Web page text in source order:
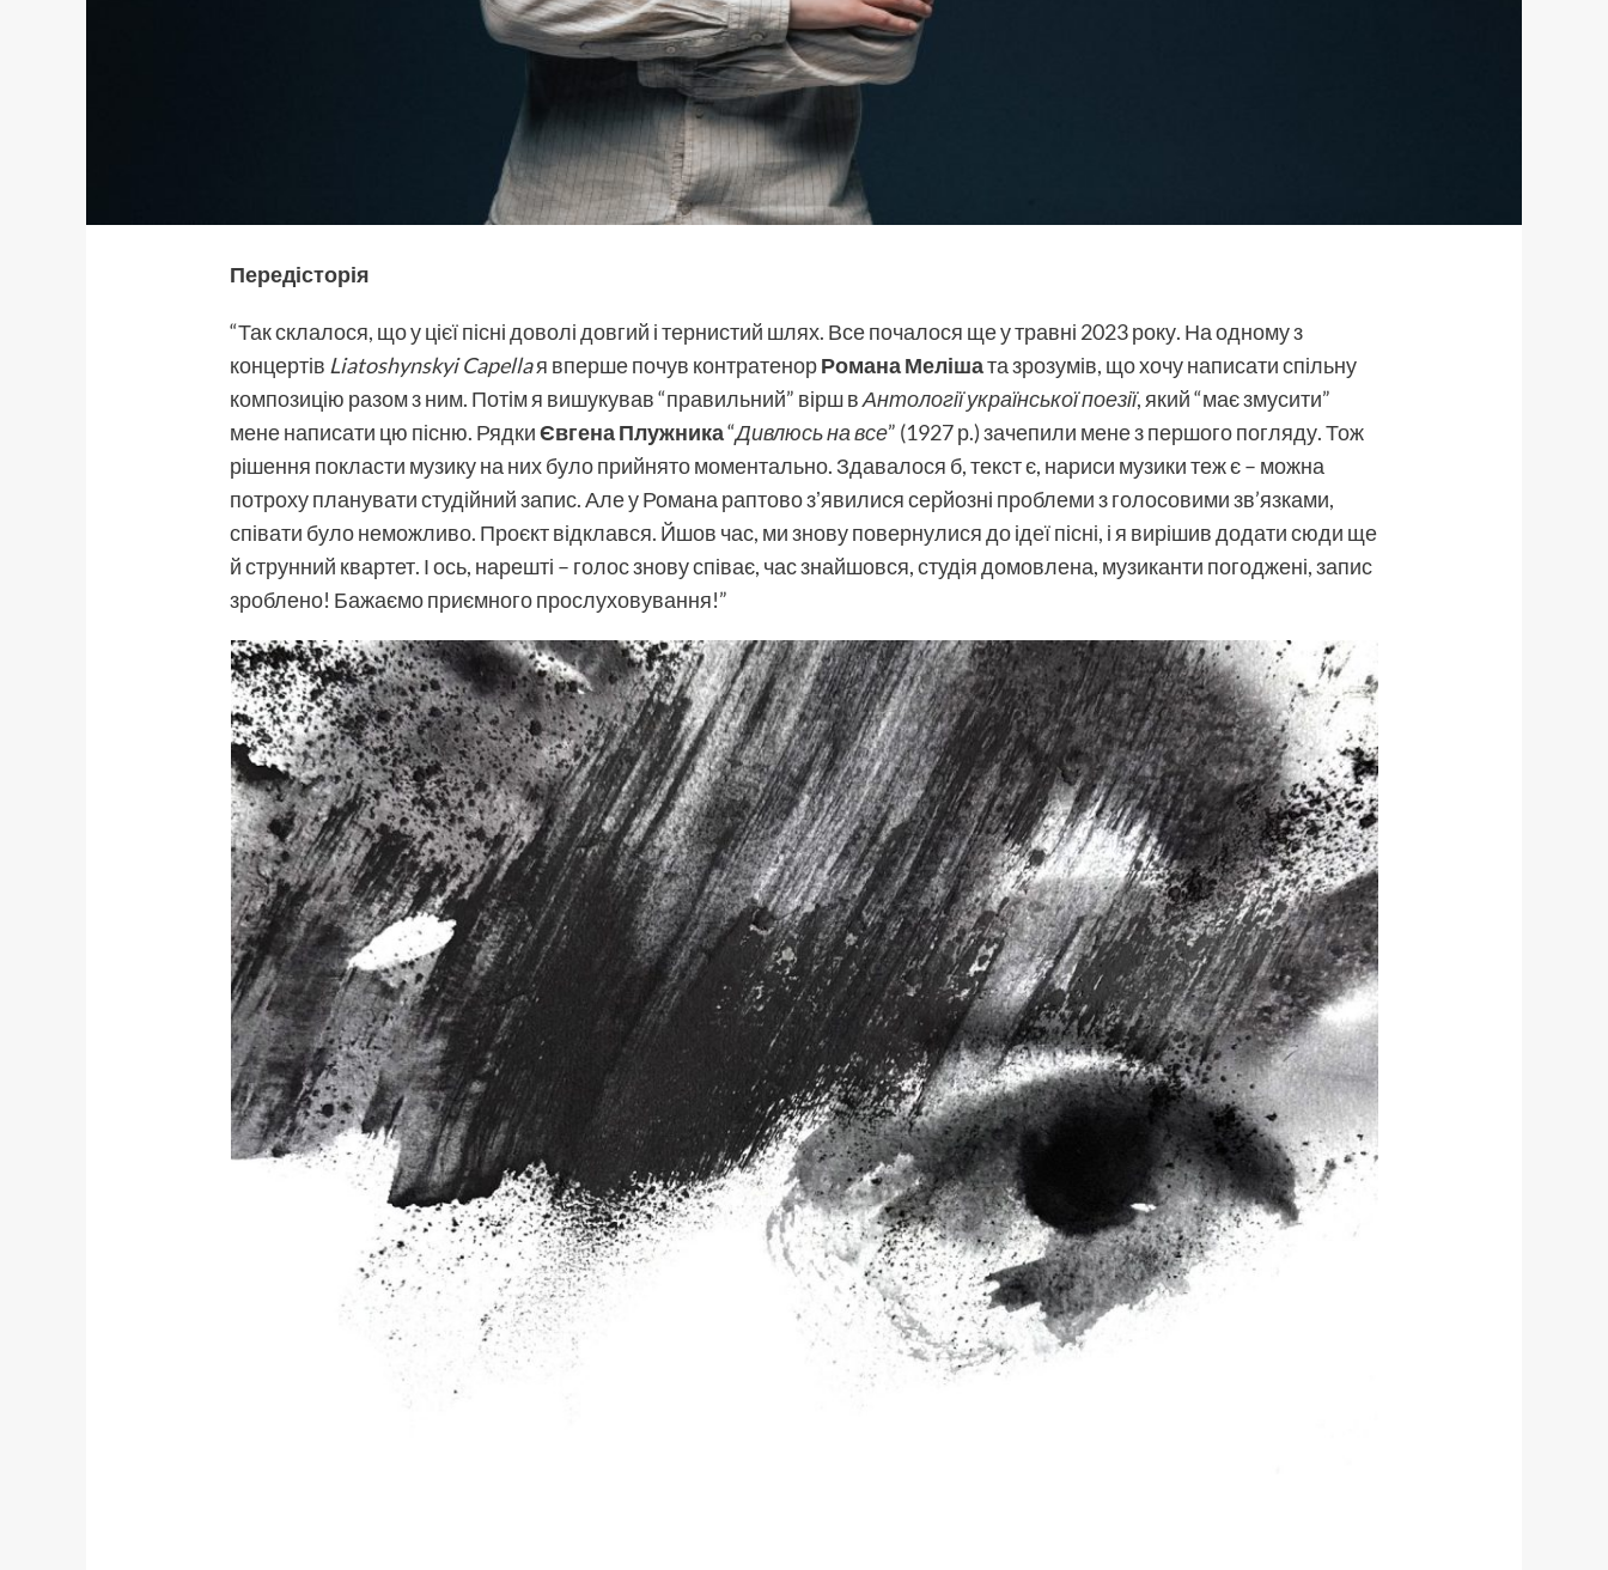
Передісторія
“Так склалося, що у цієї пісні доволі довгий і тернистий шлях. Все почалося ще у травні 2023 року. На одному з
концертів Liatoshynskyi Capellaя вперше почув контратенорРомана Мелішата зрозумів, що хочу написати спільну
композицію разом з ним. Потім я вишукував “правильний” вірш вАнтології української поезії, який “має змусити”
мене написати цю пісню. РядкиЄвгена Плужника“Дивлюсь на все” (1927 р.) зачепили мене з першого погляду. Тож
рішення покласти музику на них було прийнято моментально. Здавалося б, текст є, нариси музики теж є – можна
потроху планувати студійний запис. Але у Романа раптово зʼявилися серйозні проблеми з голосовими зв’язками,
співати було неможливо. Проєкт відклався. Йшов час, ми знову повернулися до ідеї пісні, і я вирішив додати сюди ще
й струнний квартет. І ось, нарешті – голос знову співає, час знайшовся, студія домовлена, музиканти погоджені, запис
зроблено! Бажаємо приємного прослуховування!”